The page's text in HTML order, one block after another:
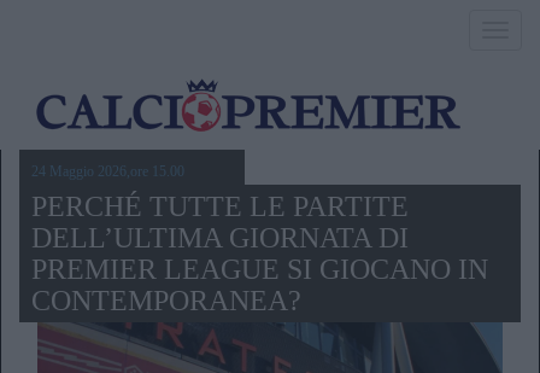
24 Maggio 2026,ore 15.00
PERCHÉ TUTTE LE PARTITE
DELL’ULTIMA GIORNATA DI
PREMIER LEAGUE SI GIOCANO IN
CONTEMPORANEA?